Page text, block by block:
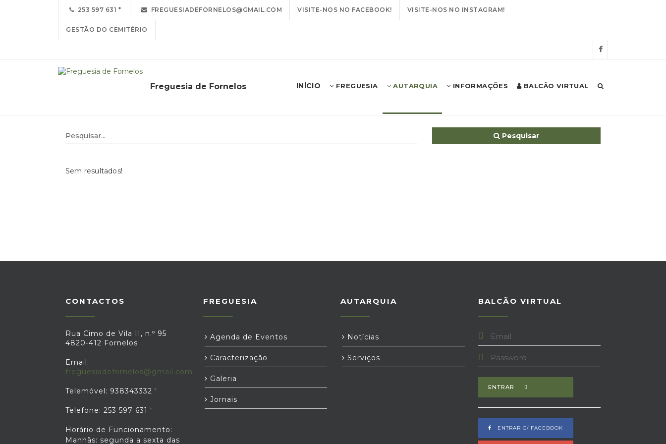
253 597 631 FREGUESIADEFORNELOS@GMAIL.COM VISITE-NOS NO FACEBOOK! VISITE-NOS NO INSTAGRAM!
GESTÃO DO CEMITÉRIO
Freguesia de Fornelos INÍCIO FREGUESIA AUTARQUIA INFORMAÇÕES BALCÃO VIRTUAL
Pesquisar
Sem resultados!
CONTACTOS
Rua Cimo de Vila II, n.º 95
4820-412 Fornelos
Email:
freguesiadefornelos@gmail.com
Telemóvel: 938343332
Telefone: 253 597 631
Horário de Funcionamento:
Manhãs: segunda a sexta das
FREGUESIA
Agenda de Eventos
Caracterização
Galeria
Jornais
AUTARQUIA
Notícias
Serviços
BALCÃO VIRTUAL
ENTRAR
ENTRAR C/ FACEBOOK